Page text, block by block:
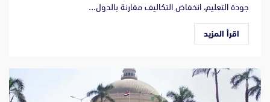
جودة التعليم، انخفاض التكاليف مقارنة بالدول...
اقرأ المزيد